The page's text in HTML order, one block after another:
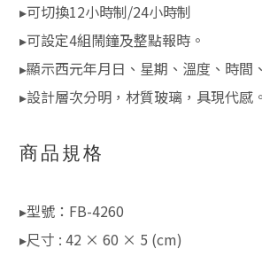
▸可切換12小時制/24小時制
▸可設定4組鬧鐘及整點報時。
▸顯示西元年月日、星期、溫度、時間
▸設計層次分明，材質玻璃，具現代感。
商品規格
▸型號：FB-4260
▸尺寸 : 42 × 60 × 5 (cm)